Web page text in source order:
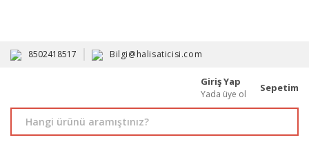
8502418517 Bilgi@halisaticisi.com
Giriş Yap
Yada üye ol
Sepetim